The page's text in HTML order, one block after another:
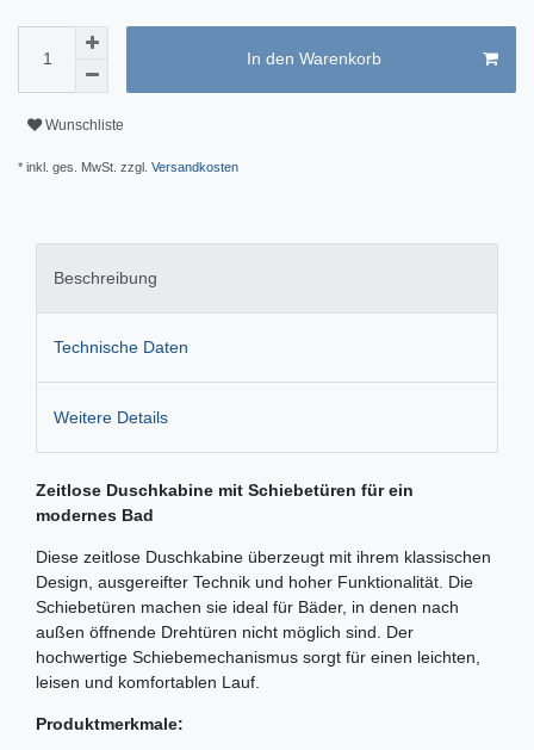
In den Warenkorb
Wunschliste
* inkl. ges. MwSt. zzgl. Versandkosten
Beschreibung
Technische Daten
Weitere Details
Zeitlose Duschkabine mit Schiebetüren für ein
modernes Bad
Diese zeitlose Duschkabine überzeugt mit ihrem klassischen
Design, ausgereifter Technik und hoher Funktionalität. Die
Schiebetüren machen sie ideal für Bäder, in denen nach
außen öffnende Drehtüren nicht möglich sind. Der
hochwertige Schiebemechanismus sorgt für einen leichten,
leisen und komfortablen Lauf.
Produktmerkmale: